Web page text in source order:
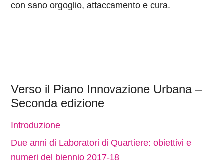
con sano orgoglio, attaccamento e cura.
Verso il Piano Innovazione Urbana –
Seconda edizione
Introduzione
Due anni di Laboratori di Quartiere: obiettivi e
numeri del biennio 2017-18